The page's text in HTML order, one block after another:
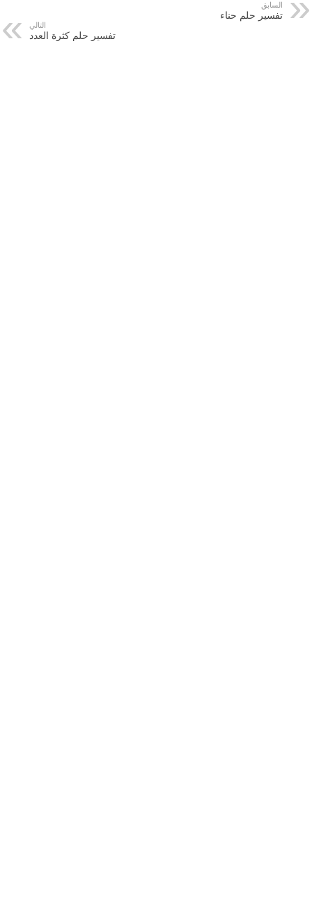
السابق
تفسير حلم حناء
التالي
تفسير حلم كثرة العدد